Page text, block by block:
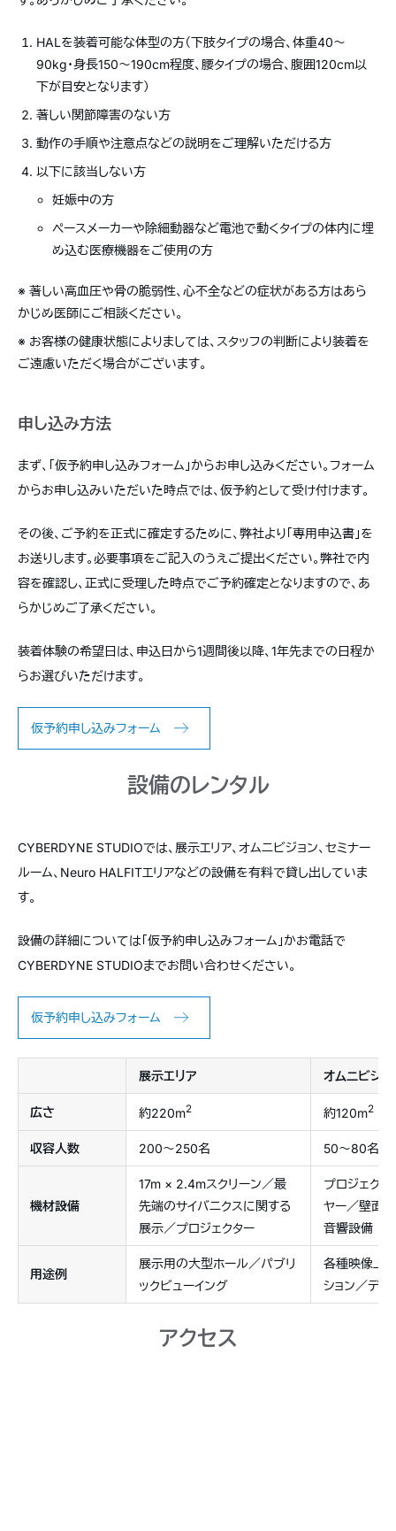
HALを装着可能な体型の方（下肢タイプの場合、体重40〜
90kg・身長150〜190cm程度、腰タイプの場合、腹囲120cm以
下が目安となります）
著しい関節障害のない方
動作の手順や注意点などの説明をご理解いただける方
以下に該当しない方
妊娠中の方
ペースメーカーや除細動器など電池で動くタイプの体内に埋
め込む医療機器をご使用の方
※ 著しい高血圧や骨の脆弱性、心不全などの症状がある方はあら
かじめ医師にご相談ください。
※ お客様の健康状態によりましては、スタッフの判断により装着を
ご遠慮いただく場合がございます。
申し込み方法
まず、「仮予約申し込みフォーム」からお申し込みください。フォーム
からお申し込みいただいた時点では、仮予約として受け付けます。
その後、ご予約を正式に確定するために、弊社より「専用申込書」を
お送りします。必要事項をご記入のうえご提出ください。弊社で内
容を確認し、正式に受理した時点でご予約確定となりますので、あ
らかじめご了承ください。
装着体験の希望日は、申込日から1週間後以降、1年先までの日程か
らお選びいただけます。
仮予約申し込みフォーム
設備のレンタル
CYBERDYNE STUDIOでは、展示エリア、オムニビジョン、セミナー
ルーム、Neuro HALFITエリアなどの設備を有料で貸し出していま
す。
設備の詳細については「仮予約申し込みフォーム」かお電話で
CYBERDYNE STUDIOまでお問い合わせください。
仮予約申し込みフォーム
展示エリア オムニビジョ
広さ 約220m2 約120m2
収容人数 200〜250名 50〜80名
機材設備
17m × 2.4mスクリーン／最
先端のサイバニクスに関する
展示／プロジェクター
プロジェク
ヤー／壁面
音響設備
用途例
展示用の大型ホール／パブリ
ックビューイング
各種映像上
ション／デモ
アクセス